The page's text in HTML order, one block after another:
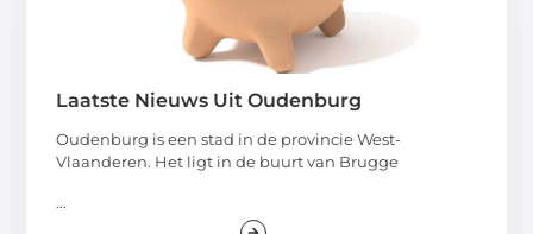
Laatste Nieuws Uit Oudenburg
Oudenburg is een stad in de provincie West-
Vlaanderen. Het ligt in de buurt van Brugge
...